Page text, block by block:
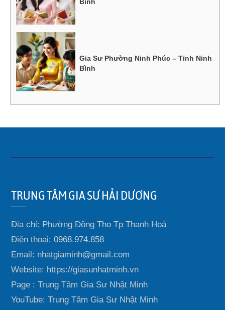
Gia Sư Phường Ninh Phúc – Tỉnh Ninh
Bình
TRUNG TÂM GIA SƯ HẢI DƯƠNG
Địa chỉ: Phường Đông Thọ Tp Thanh Hoá
Điện thoại: 0968.974.858
Email: nhatgiaminh@gmail.com
Website: https://giasunhatminh.vn
Page : Trung Tâm Gia Sư Nhật Minh
YouTube: Trung Tâm Gia Sư Nhật Minh